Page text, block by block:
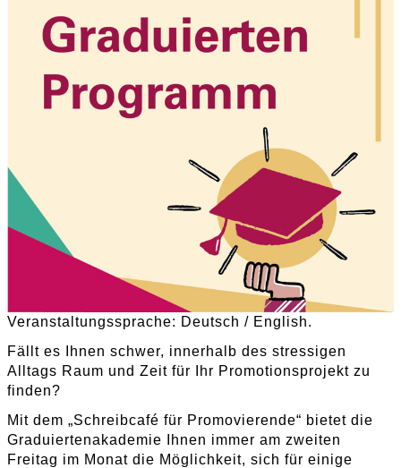
Veranstaltungssprache: Deutsch / English.
Fällt es Ihnen schwer, innerhalb des stressigen
Alltags Raum und Zeit für Ihr Promotionsprojekt zu
finden?
Mit dem „Schreibcafé für Promovierende“ bietet die
Graduiertenakademie Ihnen immer am zweiten
Freitag im Monat die Möglichkeit, sich für einige